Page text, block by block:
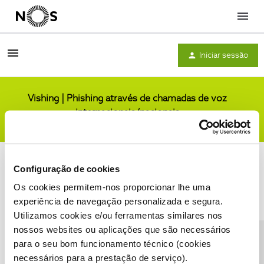
Configuração de cookies
Os cookies permitem-nos proporcionar lhe uma
experiência de navegação personalizada e segura.
Utilizamos cookies e/ou ferramentas similares nos
nossos websites ou aplicações que são necessários
para o seu bom funcionamento técnico (cookies
necessários para a prestação de serviço).
Menu
Iniciar sessão
Vishing | Phishing através de chamadas de voz
internacionais/nacionais
Condições do Fórum NOS Accessibility statement